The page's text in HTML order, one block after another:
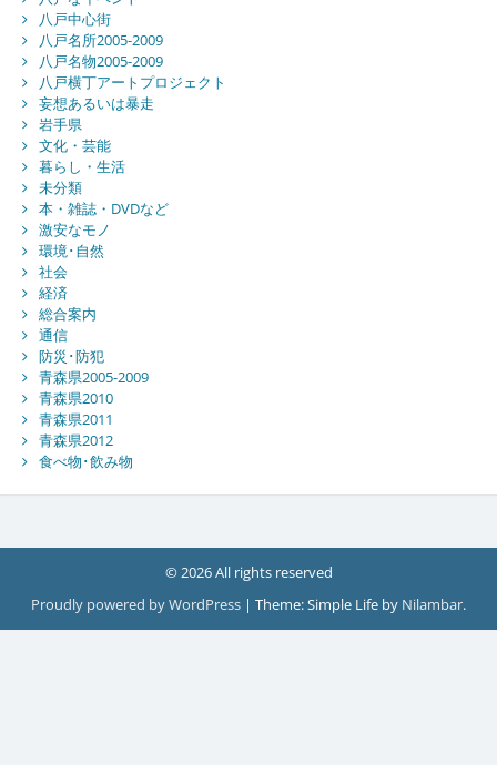
八戸中心街
八戸名所2005-2009
八戸名物2005-2009
八戸横丁アートプロジェクト
妄想あるいは暴走
岩手県
文化・芸能
暮らし・生活
未分類
本・雑誌・DVDなど
激安なモノ
環境･自然
社会
経済
総合案内
通信
防災･防犯
青森県2005-2009
青森県2010
青森県2011
青森県2012
食べ物･飲み物
© 2026 All rights reserved
Proudly powered by WordPress | Theme: Simple Life by Nilambar.